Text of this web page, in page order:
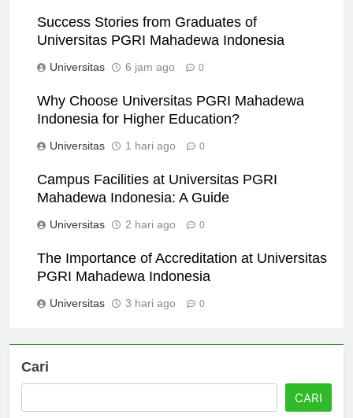
Success Stories from Graduates of
Universitas PGRI Mahadewa Indonesia
Universitas 6 jam ago 0
Why Choose Universitas PGRI Mahadewa
Indonesia for Higher Education?
Universitas 1 hari ago 0
Campus Facilities at Universitas PGRI
Mahadewa Indonesia: A Guide
Universitas 2 hari ago 0
The Importance of Accreditation at Universitas
PGRI Mahadewa Indonesia
Universitas 3 hari ago 0
Cari
CARI